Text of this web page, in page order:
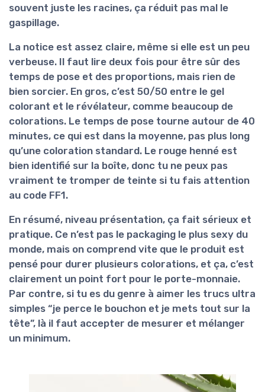
souvent juste les racines, ça réduit pas mal le
gaspillage.
La notice est assez claire, même si elle est un peu
verbeuse. Il faut lire deux fois pour être sûr des
temps de pose et des proportions, mais rien de
bien sorcier. En gros, c’est 50/50 entre le gel
colorant et le révélateur, comme beaucoup de
colorations. Le temps de pose tourne autour de 40
minutes, ce qui est dans la moyenne, pas plus long
qu’une coloration standard. Le rouge henné est
bien identifié sur la boîte, donc tu ne peux pas
vraiment te tromper de teinte si tu fais attention
au code FF1.
En résumé, niveau présentation, ça fait sérieux et
pratique. Ce n’est pas le packaging le plus sexy du
monde, mais on comprend vite que le produit est
pensé pour durer plusieurs colorations, et ça, c’est
clairement un point fort pour le porte-monnaie.
Par contre, si tu es du genre à aimer les trucs ultra
simples “je perce le bouchon et je mets tout sur la
tête”, là il faut accepter de mesurer et mélanger
un minimum.